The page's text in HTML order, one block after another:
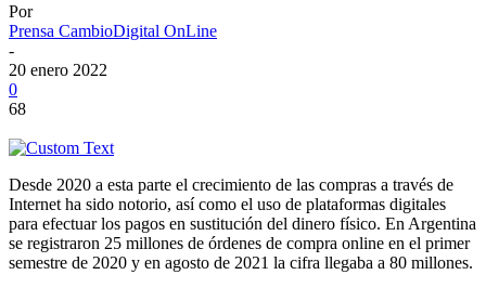
Por
Prensa CambioDigital OnLine
-
20 enero 2022
0
68
Desde 2020 a esta parte el crecimiento de las compras a través de
Internet ha sido notorio, así como el uso de plataformas digitales
para efectuar los pagos en sustitución del dinero físico. En Argentina
se registraron 25 millones de órdenes de compra online en el primer
semestre de 2020 y en agosto de 2021 la cifra llegaba a 80 millones.